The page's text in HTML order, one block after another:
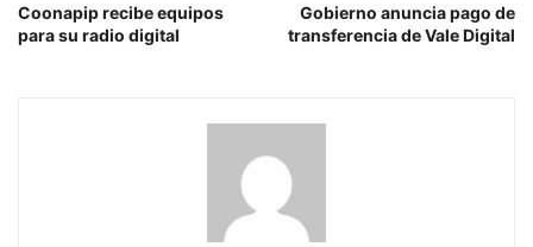
Coonapip recibe equipos
para su radio digital
Gobierno anuncia pago de
transferencia de Vale Digital